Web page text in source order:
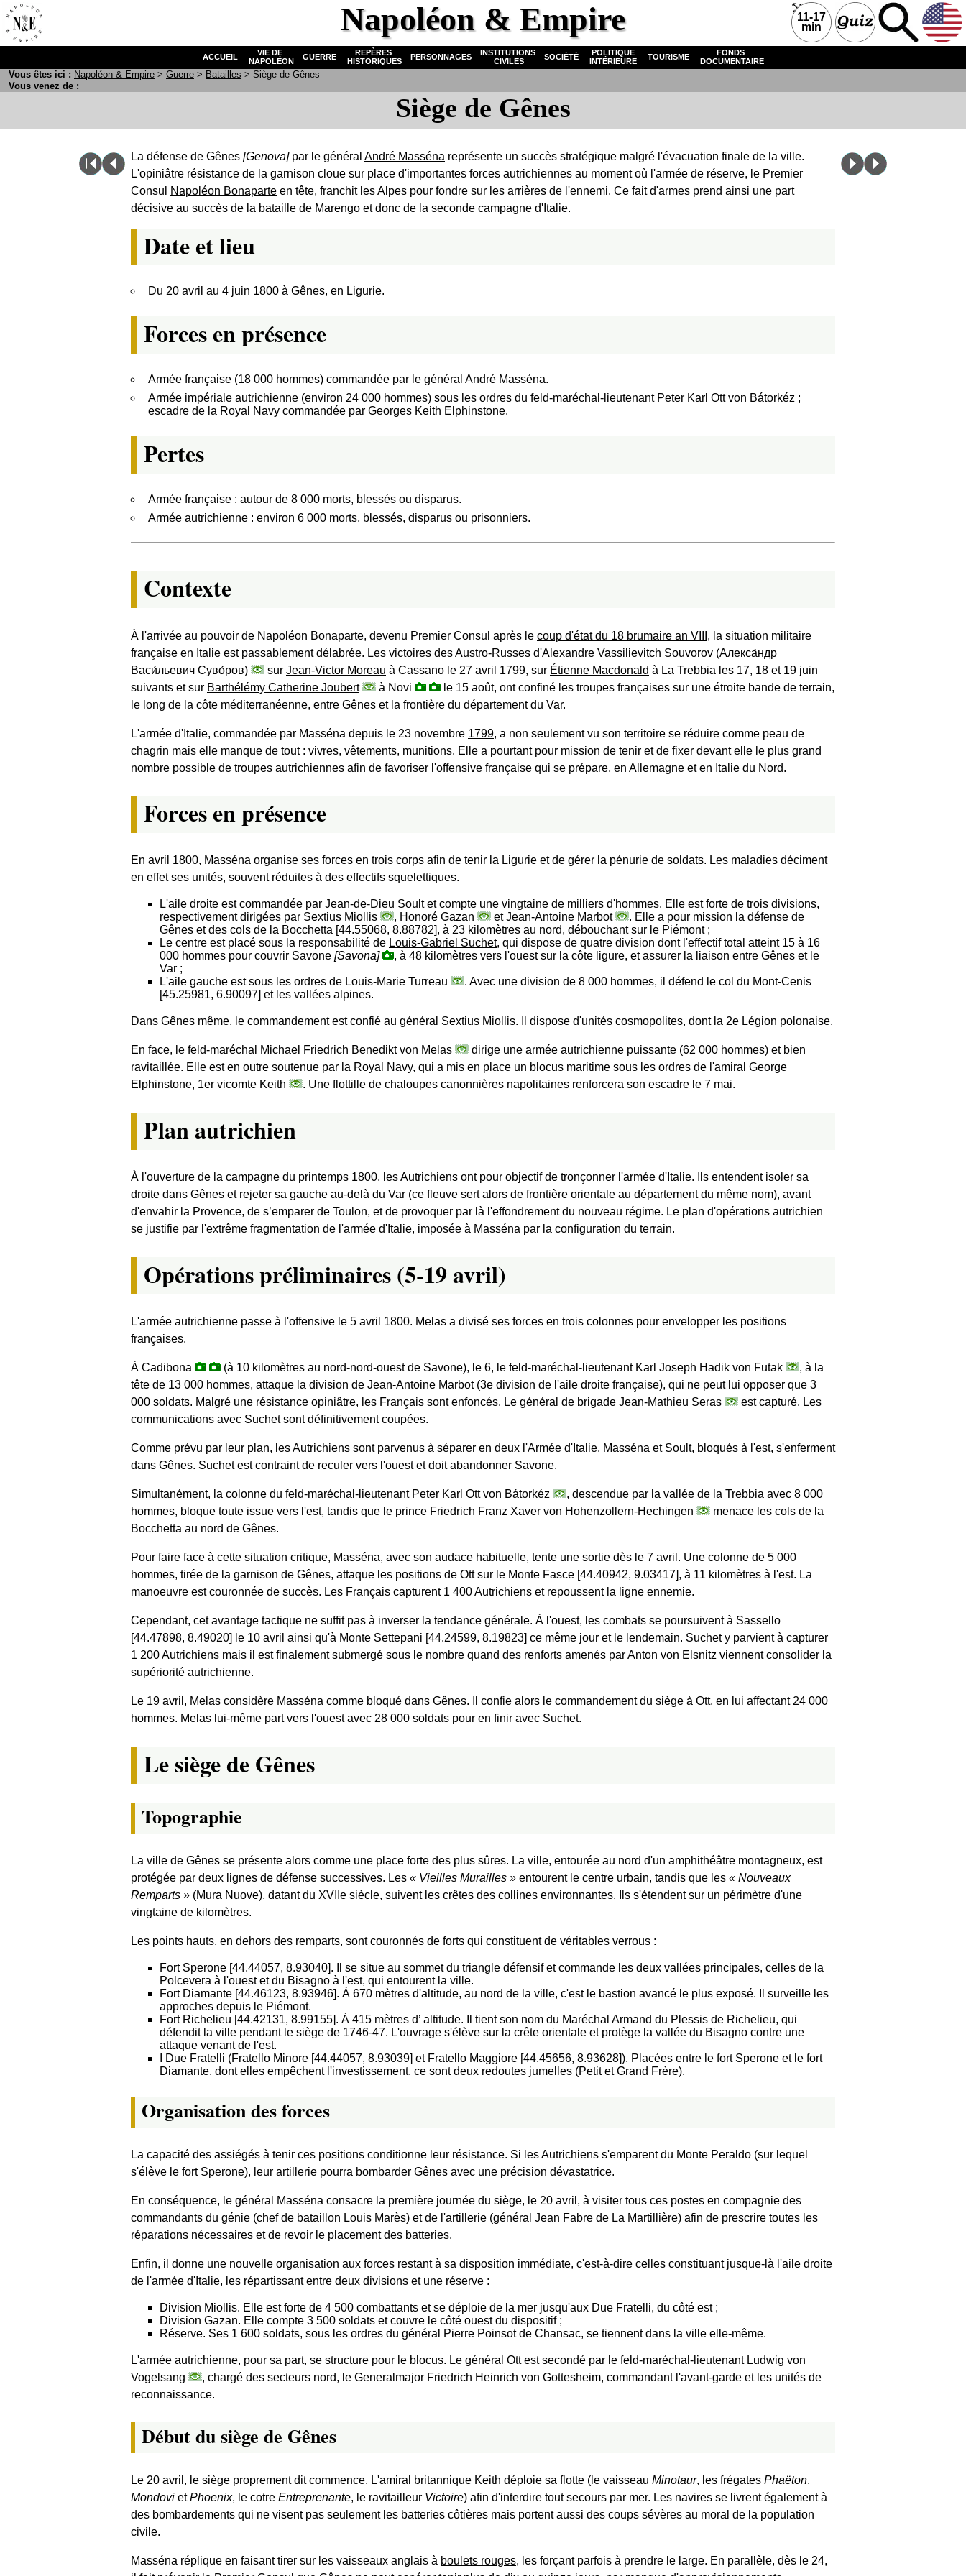
Napoléon & Empire
Siège de Gênes
La défense de Gênes [Genova]par le général André Masséna représente un succès stratégique malgré l'évacuation finale de la ville.
L'opiniâtre résistance de la garnison cloue sur place d'importantes forces autrichiennes au moment où l'armée de réserve, le Premier
Consul
Napoléon Bonaparte en tête, franchit les Alpes pour fondre sur les arrières de l'ennemi. Ce fait d'armes prend ainsi une part
décisive au succès de la bataille de Marengo et donc de la seconde campagne d'Italie.
Date et lieu
Du 20 avril au 4 juin 1800 à Gênes, en Ligurie.
Forces en présence
Armée française (18 000 hommes) commandée par le général André Masséna.
Armée impériale autrichienne (environ 24 000 hommes) sous les ordres du feld-maréchal-lieutenant Peter Karl Ott von Bátorkéz ;
escadre de la Royal Navy commandée par Georges Keith Elphinstone.
Pertes
Armée française : autour de 8 000 morts, blessés ou disparus.
Armée autrichienne : environ 6 000 morts, blessés, disparus ou prisonniers.
Contexte
À l'arrivée au pouvoir de Napoléon Bonaparte, devenu Premier Consul après le coup d'état du 18 brumaire an VIII , la situation militaire
française en Italie est passablement délabrée. Les victoires des Austro-Russes d'Alexandre Vassilievitch Souvorov (Алекса́ндр
Васи́льевич Суво́ров) sur Jean-Victor Moreau à Cassano le 27 avril 1799, sur Étienne Macdonald à La Trebbia les 17, 18 et 19 juin
suivants et sur Barthélémy Catherine Joubert à Novi
le 15 août, ont confiné les troupes françaises sur une étroite bande de terrain,
le long de la côte méditerranéenne, entre Gênes et la frontière du département du Var.
L'armée d'Italie, commandée par Masséna depuis le 23 novembre 1799, a non seulement vu son territoire se réduire comme peau de
chagrin mais elle manque de tout : vivres, vêtements, munitions. Elle a pourtant pour mission de tenir et de fixer devant elle le plus grand
nombre possible de troupes autrichiennes afin de favoriser l'offensive française qui se prépare, en Allemagne et en Italie du Nord.
Forces en présence
En avril 1800, Masséna organise ses forces en trois corps afin de tenir la Ligurie et de gérer la pénurie de soldats. Les maladies déciment
en effet ses unités, souvent réduites à des effectifs squelettiques.
L'aile droite est commandée par Jean-de-Dieu Soultet compte une vingtaine de milliers d'hommes. Elle est forte de trois divisions,
respectivement dirigées par Sextius Miollis
, Honoré Gazan et Jean-Antoine Marbot
. Elle a pour mission la défense de
Gênes et des cols de la Bocchetta [44.55068, 8.88782], à 23 kilomètres au nord, débouchant sur le Piémont ;
Le centre est placé sous la responsabilité de Louis-Gabriel Suchet, qui dispose de quatre division dont l'effectif total atteint 15 à 16
000 hommes pour couvrir Savone [Savona]
, à 48 kilomètres vers l'ouest sur la côte ligure, et assurer la liaison entre Gênes et le
Var ;
L'aile gauche est sous les ordres de Louis-Marie Turreau
. Avec une division de 8 000 hommes, il défend le col du Mont-Cenis
[45.25981, 6.90097] et les vallées alpines.
Dans Gênes même, le commandement est confié au général Sextius Miollis. Il dispose d'unités cosmopolites, dont la 2e Légion polonaise.
En face, le feld-maréchal Michael Friedrich Benedikt von Melas
dirige une armée autrichienne puissante (62 000 hommes) et bien
ravitaillée. Elle est en outre soutenue par la Royal Navy, qui a mis en place un blocus maritime sous les ordres de l'amiral George
Elphinstone, 1er vicomte Keith
. Une flottille de chaloupes canonnières napolitaines renforcera son escadre le 7 mai.
Plan autrichien
À l'ouverture de la campagne du printemps 1800, les Autrichiens ont pour objectif de tronçonner l'armée d'Italie. Ils entendent isoler sa
droite dans Gênes et rejeter sa gauche au-delà du Var (ce fleuve sert alors de frontière orientale au département du même nom), avant
d'envahir la Provence, de s’emparer de Toulon, et de provoquer par là l'effondrement du nouveau régime. Le plan d'opérations autrichien
se justifie par l'extrême fragmentation de l'armée d'Italie, imposée à Masséna par la configuration du terrain.
Opérations préliminaires (5-19 avril)
L'armée autrichienne passe à l'offensive le 5 avril 1800. Melas a divisé ses forces en trois colonnes pour envelopper les positions
françaises.
À Cadibona (à 10 kilomètres au nord-nord-ouest de Savone), le 6, le feld-maréchal-lieutenant Karl Joseph Hadik von Futak
, à la
tête de 13 000 hommes, attaque la division de Jean-Antoine Marbot (3e division de l'aile droite française), qui ne peut lui opposer que 3
000 soldats. Malgré une résistance opiniâtre, les Français sont enfoncés. Le général de brigade Jean-Mathieu Seras
est capturé. Les
communications avec Suchet sont définitivement coupées.
Comme prévu par leur plan, les Autrichiens sont parvenus à séparer en deux l'Armée d'Italie. Masséna et Soult, bloqués à l'est, s'enferment
dans Gênes. Suchet est contraint de reculer vers l'ouest et doit abandonner Savone.
Simultanément, la colonne du feld-maréchal-lieutenant Peter Karl Ott von Bátorkéz
, descendue par la vallée de la Trebbia avec 8 000
hommes, bloque toute issue vers l'est, tandis que le prince Friedrich Franz Xaver von Hohenzollern-Hechingen
menace les cols de la
Bocchetta au nord de Gênes.
Pour faire face à cette situation critique, Masséna, avec son audace habituelle, tente une sortie dès le 7 avril. Une colonne de 5 000
hommes, tirée de la garnison de Gênes, attaque les positions de Ott sur le Monte Fasce [44.40942, 9.03417], à 11 kilomètres à l'est. La
manoeuvre est couronnée de succès. Les Français capturent 1 400 Autrichiens et repoussent la ligne ennemie.
Cependant, cet avantage tactique ne suffit pas à inverser la tendance générale. À l'ouest, les combats se poursuivent à Sassello
[44.47898, 8.49020] le 10 avril ainsi qu'à Monte Settepani [44.24599, 8.19823] ce même jour et le lendemain. Suchet y parvient à capturer
1 200 Autrichiens mais il est finalement submergé sous le nombre quand des renforts amenés par Anton von Elsnitz viennent consolider la
supériorité autrichienne.
Le 19 avril, Melas considère Masséna comme bloqué dans Gênes. Il confie alors le commandement du siège à Ott, en lui affectant 24 000
hommes. Melas lui-même part vers l'ouest avec 28 000 soldats pour en finir avec Suchet.
Le siège de Gênes
Topographie
La ville de Gênes se présente alors comme une place forte des plus sûres. La ville, entourée au nord d'un amphithéâtre montagneux, est
protégée par deux lignes de défense successives. Les
Vieilles Murailles entourent le centre urbain, tandis que les
Nouveaux
Remparts
(Mura Nuove), datant du XVIIe siècle, suivent les crêtes des collines environnantes. Ils s'étendent sur un périmètre d'une
vingtaine de kilomètres.
Les points hauts, en dehors des remparts, sont couronnés de forts qui constituent de véritables verrous :
Fort Sperone [44.44057, 8.93040]. Il se situe au sommet du triangle défensif et commande les deux vallées principales, celles de la
Polcevera à l'ouest et du Bisagno à l'est, qui entourent la ville.
Fort Diamante [44.46123, 8.93946]. À 670 mètres d'altitude, au nord de la ville, c'est le bastion avancé le plus exposé. Il surveille les
approches depuis le Piémont.
Fort Richelieu [44.42131, 8.99155]. À 415 mètres d’ altitude. Il tient son nom du Maréchal Armand du Plessis de Richelieu, qui
défendit la ville pendant le siège de 1746-47. L'ouvrage s'élève sur la crête orientale et protège la vallée du Bisagno contre une
attaque venant de l'est.
I Due Fratelli (Fratello Minore [44.44057, 8.93039] et Fratello Maggiore [44.45656, 8.93628]). Placées entre le fort Sperone et le fort
Diamante, dont elles empêchent l'investissement, ce sont deux redoutes jumelles (Petit et Grand Frère).
Organisation des forces
La capacité des assiégés à tenir ces positions conditionne leur résistance. Si les Autrichiens s'emparent du Monte Peraldo (sur lequel
s'élève le fort Sperone), leur artillerie pourra bombarder Gênes avec une précision dévastatrice.
En conséquence, le général Masséna consacre la première journée du siège, le 20 avril, à visiter tous ces postes en compagnie des
commandants du génie (chef de bataillon Louis Marès) et de l'artillerie (général Jean Fabre de La Martillière) afin de prescrire toutes les
réparations nécessaires et de revoir le placement des batteries.
Enfin, il donne une nouvelle organisation aux forces restant à sa disposition immédiate, c'est-à-dire celles constituant jusque-là l'aile droite
de l'armée d'Italie, les répartissant entre deux divisions et une réserve :
Division Miollis. Elle est forte de 4 500 combattants et se déploie de la mer jusqu'aux Due Fratelli, du côté est ;
Division Gazan. Elle compte 3 500 soldats et couvre le côté ouest du dispositif ;
Réserve. Ses 1 600 soldats, sous les ordres du général Pierre Poinsot de Chansac, se tiennent dans la ville elle-même.
L'armée autrichienne, pour sa part, se structure pour le blocus. Le général Ott est secondé par le feld-maréchal-lieutenant Ludwig von
Vogelsang
, chargé des secteurs nord, le Generalmajor Friedrich Heinrich von Gottesheim, commandant l'avant-garde et les unités de
reconnaissance.
Début du siège de Gênes
Le 20 avril, le siège proprement dit commence. L'amiral britannique Keith déploie sa flotte (le vaisseau Minotaur, les frégates Phaëton,
Mondovi etPhoenix, le cotre Entreprenante, le ravitailleur Victoire) afin d'interdire tout secours par mer. Les navires se livrent également à
des bombardements qui ne visent pas seulement les batteries côtières mais portent aussi des coups sévères au moral de la population
civile.
Masséna réplique en faisant tirer sur les vaisseaux anglais à boulets rouges, les forçant parfois à prendre le large. En parallèle, dès le 24,
ACCUEIL
VIE DE
NAPOLÉON
GUERRE
REPÈRES
HISTORIQUES
PERSONNAGES
INSTITUTIONS
CIVILES
SOCIÉTÉ
POLITIQUE
INTÉRIEURE
TOURISME
FONDS
DOCUMENTAIRE
11-17
min
Vous êtes ici : Napoléon & Empire > Guerre > Batailles > Siège de Gênes
Vous venez de :